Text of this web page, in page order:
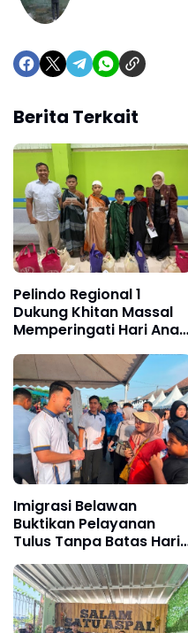
Berita Terkait
Pelindo Regional 1
Dukung Khitan Massal
Memperingati Hari Anak
Imigrasi Belawan
Buktikan Pelayanan
Tulus Tanpa Batas Hari
Libur